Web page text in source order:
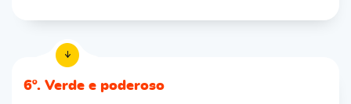
6º. Verde e poderoso